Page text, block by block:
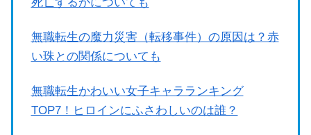
無職転生の魔力災害（転移事件）の原因は？赤
い珠との関係についても
無職転生かわいい女子キャラランキング
TOP7！ヒロインにふさわしいのは誰？